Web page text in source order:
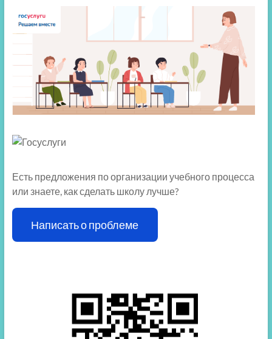
Есть предложения по организации учебного процесса
или знаете, как сделать школу лучше?
Написать о проблеме